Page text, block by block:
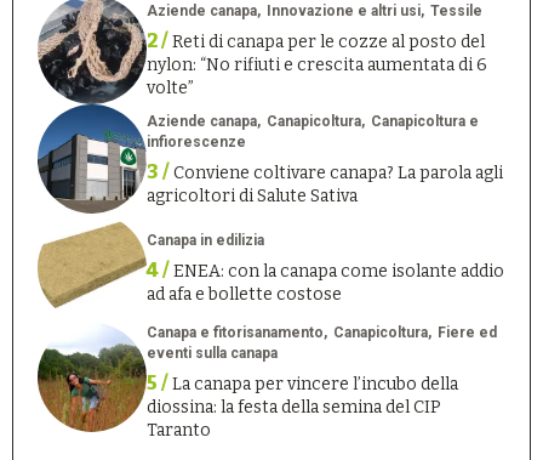
Aziende canapa Innovazione e altri usi Tessile
2 /Reti di canapa per le cozze al posto del
nylon: “No rifiuti e crescita aumentata di 6
volte”
Aziende canapa Canapicoltura
Canapicoltura e
infiorescenze
3 /Conviene coltivare canapa? La parola agli
agricoltori di Salute Sativa
Canapa in edilizia
4 /ENEA: con la canapa come isolante addio
ad afa e bollette costose
Canapa e fitorisanamento Canapicoltura
Fiere ed
eventi sulla canapa
5 /La canapa per vincere l’incubo della
diossina: la festa della semina del CIP
Taranto